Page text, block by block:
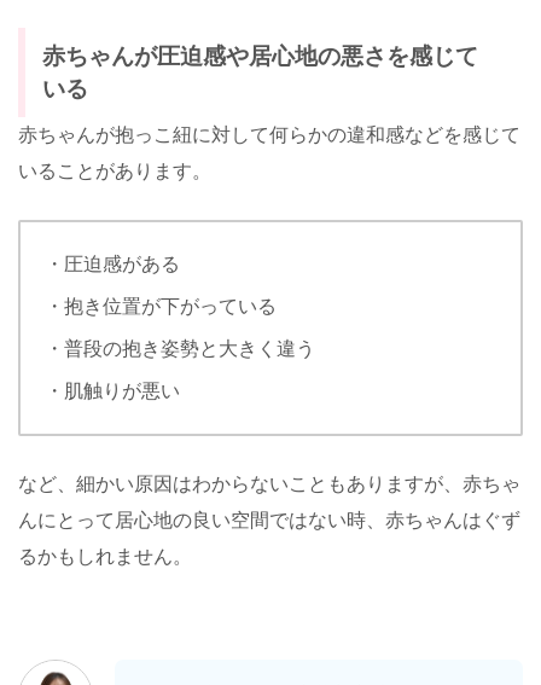
赤ちゃんが圧迫感や居心地の悪さを感じて
いる
赤ちゃんが抱っこ紐に対して何らかの違和感などを感じて
いることがあります。
・圧迫感がある
・抱き位置が下がっている
・普段の抱き姿勢と大きく違う
・肌触りが悪い
など、細かい原因はわからないこともありますが、赤ちゃ
んにとって居心地の良い空間ではない時、赤ちゃんはぐず
るかもしれません。